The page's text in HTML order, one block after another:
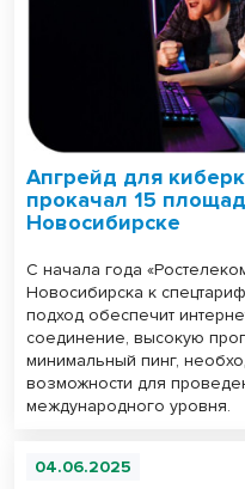
Апгрейд для
прокачал 15
Новосибирске
С начала года
Новосибирска к
подход обеспечит
соединение, высокую
минимальный пинг,
возможности для
международного уровня.
04.06.2025